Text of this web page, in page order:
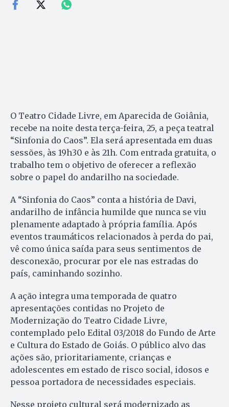
O Teatro Cidade Livre, em Aparecida de Goiânia,
recebe na noite desta terça-feira, 25, a peça teatral
“Sinfonia do Caos”. Ela será apresentada em duas
sessões, às 19h30 e às 21h. Com entrada gratuita, o
trabalho tem o objetivo de oferecer a reflexão
sobre o papel do andarilho na sociedade.
A “Sinfonia do Caos” conta a história de Davi,
andarilho de infância humilde que nunca se viu
plenamente adaptado à própria família. Após
eventos traumáticos relacionados à perda do pai,
vê como única saída para seus sentimentos de
desconexão, procurar por ele nas estradas do
país, caminhando sozinho.
A ação integra uma temporada de quatro
apresentações contidas no Projeto de
Modernização do Teatro Cidade Livre,
contemplado pelo Edital 03/2018 do Fundo de Arte
e Cultura do Estado de Goiás. O público alvo das
ações são, prioritariamente, crianças e
adolescentes em estado de risco social, idosos e
pessoa portadora de necessidades especiais.
Nesse projeto cultural será modernizado as